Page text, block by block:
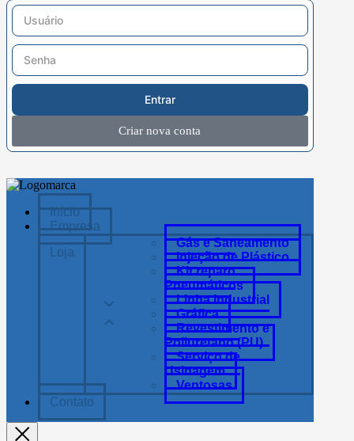
Entrar
Criar nova conta
Início
Empresa
Loja
Gás e Saneamento
Injeção de Plástico
Kit reparo
Pneumáticos
Linha Industrial
Gráfica
Revestimento e
Poliuretano (PU)
Serviço de
Usinagem
Ventosas
Contato